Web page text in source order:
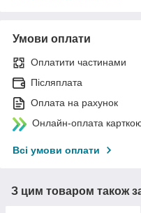
Умови оплати
Оплатити частинами
Післяплата
Оплата на рахунок
Онлайн-оплата
Всі умови оплати
З цим товаром також